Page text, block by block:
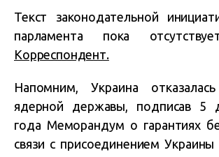
Текст законодательной
парламента пока
Корреспондент.
Напомним, Украина
ядерной державы, подписав 5
года Меморандум о гарантиях
связи с присоединением